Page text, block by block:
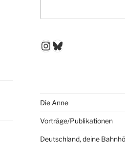
Instagram
Bluesky
Die Anne
Vorträge/Publikationen
Deutschland, deine